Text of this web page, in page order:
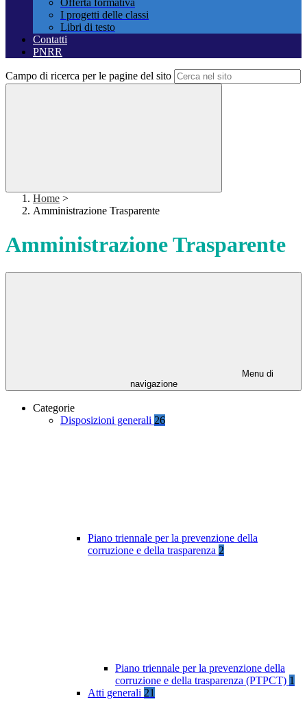
Offerta formativa
I progetti delle classi
Libri di testo
Contatti
PNRR
Campo di ricerca per le pagine del sito
Home >
Amministrazione Trasparente
Amministrazione Trasparente
Menu di
navigazione
Categorie
Disposizioni generali 26
Piano triennale per la prevenzione della
corruzione e della trasparenza 2
Piano triennale per la prevenzione della
corruzione e della trasparenza (PTPCT) 1
Atti generali 21